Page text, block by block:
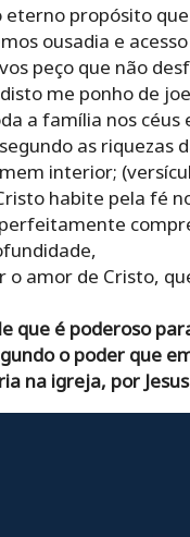
eterno propósito
ousadia e
peço que não
me ponho de
a família nos
as riquezas
interior;
habite pela fé
o amor de Cristo,
que é poderoso
o poder que
na igreja, por